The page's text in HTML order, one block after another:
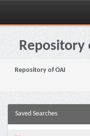
Skip
navigationRepository
Repository of OAI
Saved Searches